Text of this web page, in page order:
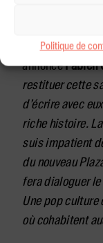
Politique de
apporter ma
annonceFabien
restituer cette
d’écrire avec
riche histoire.
suis impatient
du nouveau
fera dialoguer
Une pop culture
où cohabitent